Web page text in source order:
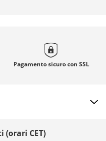
Pagamento sicuro con SSL
(orari CET)